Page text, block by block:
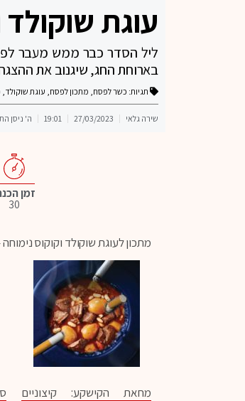
עוגת
ליל הסדר כבר ממש מעבר
בארוחת החג, שיגנוב את
תגיות: כשר לפסח, מתכון לפסח, עוגת שוקולד,
שירה גלאי 27/03/2023
19:01 ה' ניסן
זמן
30
מתכון לעוגת שוקולד וקוקוס
מחאת הקישקע: קיצוניים